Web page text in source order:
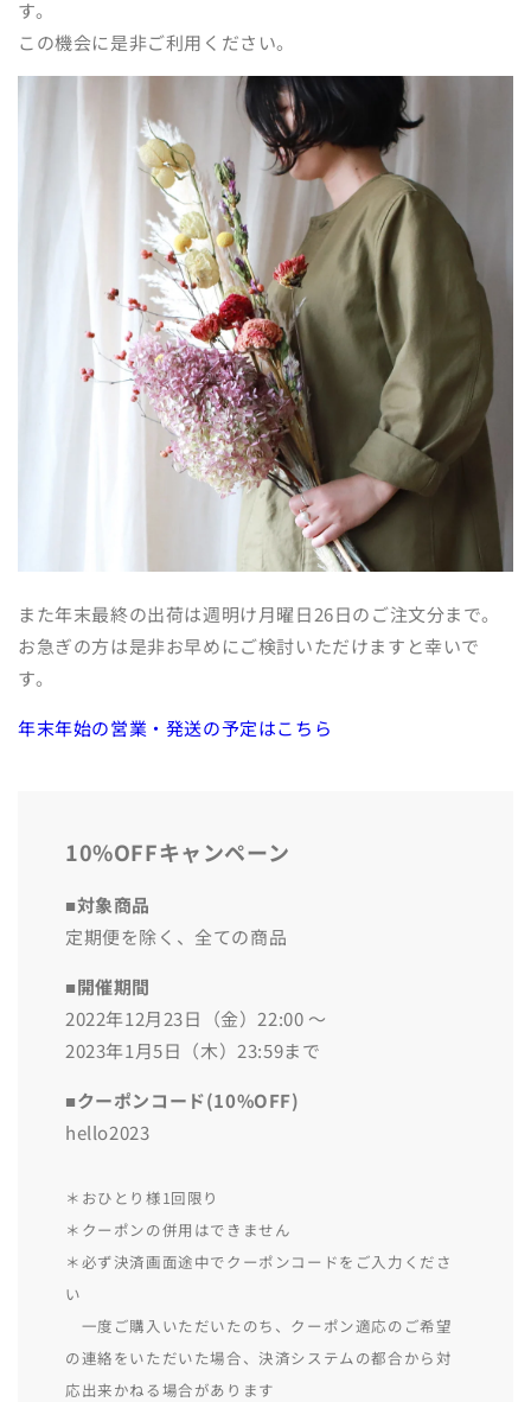
す。
この機会に是非ご利用ください。
また年末最終の出荷は週明け月曜日26日のご注文分まで。
お急ぎの方は是非お早めにご検討いただけますと幸いで
す。
年末年始の営業・発送の予定はこちら
10%OFFキャンペーン
■対象商品
定期便を除く、全ての商品
■開催期間
2022年12月23日（金）22:00 〜
2023年1月5日（木）23:59まで
■クーポンコード(10%OFF)
hello2023
＊おひとり様1回限り
＊クーポンの併用はできません
＊必ず決済画面途中でクーポンコードをご入力くださ
い
一度ご購入いただいたのち、クーポン適応のご希望
の連絡をいただいた場合、決済システムの都合から対
応出来かねる場合があります